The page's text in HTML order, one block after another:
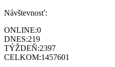
Návštevnosť:
ONLINE:0
DNES:219
TÝŽDEŇ:2397
CELKOM:1457601